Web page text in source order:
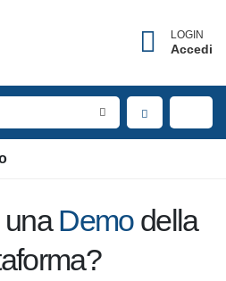
LOGIN
Accedi
×
associato al tuo account
Demodella